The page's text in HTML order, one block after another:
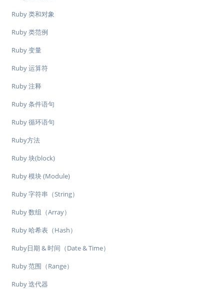
Ruby 类和对象
Ruby 类范例
Ruby 变量
Ruby 运算符
Ruby 注释
Ruby 条件语句
Ruby 循环语句
Ruby方法
Ruby 块(block)
Ruby 模块 (Module)
Ruby 字符串（String）
Ruby 数组（Array）
Ruby 哈希表（Hash）
Ruby日期 & 时间（Date & Time）
Ruby 范围（Range）
Ruby 迭代器